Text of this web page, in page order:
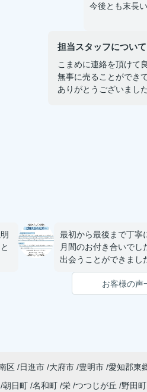
今後とも末長
担当スタッフについて
こまめに連絡を頂けて
無事に売ることができ
ありがとうございました
最初から最後まで丁寧
月間のお付き合いでし
出会うことができまし
てしまいましたが、感
また何かありましたら
いと思います。
お客様の声
区 日進市 大府市 豊明市 愛知郡東
朝日町 名和町 栄 つつじが丘 野田町